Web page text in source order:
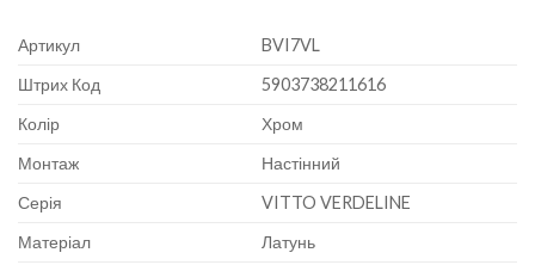
Артикул
BVI7VL
Штрих Код
5903738211616
Колір
Хром
Монтаж
Настінний
Серія
VITTO VERDELINE
Матеріал
Латунь